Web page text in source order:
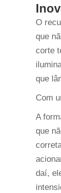
O
que
corte
que
Com
A
que
daí,